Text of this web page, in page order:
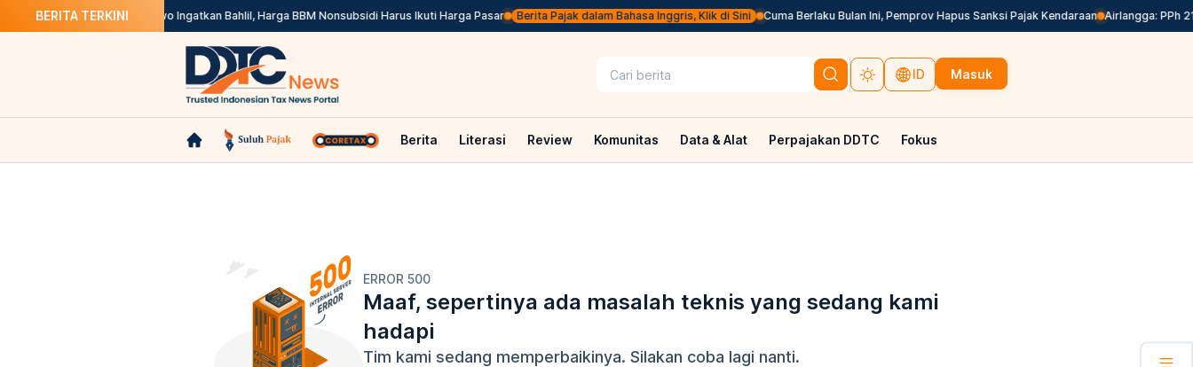
BERITA TERKINI
di Marketplace Prabowo Ingatkan Bahlil, Harga BBM Nonsubsidi Harus Ikuti Harga Pasar Berita Pajak dalam Bahasa Inggris, Klik di Sini Cuma Berlaku Bulan Ini, Pemprov Hapus Sanksi Pajak Kendaraan Airlangga: PPh 21
ID Masuk
Berita Literasi Review Komunitas Data & Alat Perpajakan DDTC Fokus
ERROR 500
Maaf, sepertinya ada masalah teknis yang sedang kami
hadapi
Tim kami sedang memperbaikinya. Silakan coba lagi nanti.